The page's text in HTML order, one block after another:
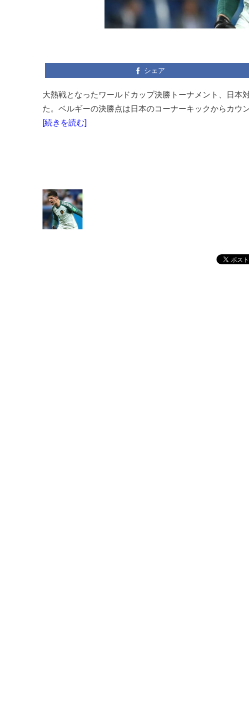
シェア
大熱戦となったワールドカップ決勝トーナメント、日本
た。ベルギーの決勝点は日本のコーナーキックからカウ
[続きを読む]